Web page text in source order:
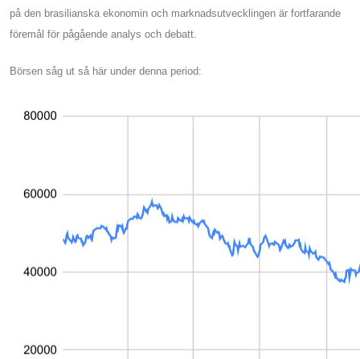
på den brasilianska ekonomin och marknadsutvecklingen är fortfarande
föremål för pågående analys och debatt.
Börsen såg ut så här under denna period: